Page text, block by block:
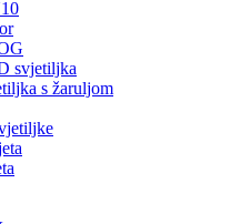
svjetiljka
s žaruljom